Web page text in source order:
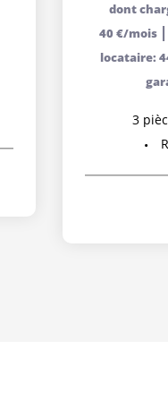
dont
40 €/mois
locataire:
3